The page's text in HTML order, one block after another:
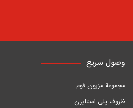
وصول سريع
مجموعة مزرون فوم
ظروف پلی استایرن